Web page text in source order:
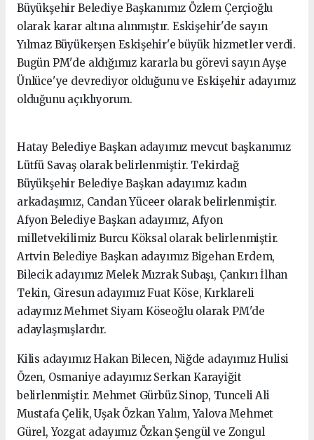
Büyükşehir Belediye Başkanımız Özlem Çerçioğlu
olarak karar altına alınmıştır. Eskişehir'de sayın
Yılmaz Büyükerşen Eskişehir'e büyük hizmetler verdi.
Bugün PM'de aldığımız kararla bu görevi sayın Ayşe
Ünlüce'ye devrediyor olduğunu ve Eskişehir adayımız
olduğunu açıklıyorum.
Hatay Belediye Başkan adayımız mevcut başkanımız
Lütfü Savaş olarak belirlenmiştir. Tekirdağ
Büyükşehir Belediye Başkan adayımız kadın
arkadaşımız, Candan Yüceer olarak belirlenmiştir.
Afyon Belediye Başkan adayımız, Afyon
milletvekilimiz Burcu Köksal olarak belirlenmiştir.
Artvin Belediye Başkan adayımız Bigehan Erdem,
Bilecik adayımız Melek Mızrak Subaşı, Çankırı İlhan
Tekin, Giresun adayımız Fuat Köse, Kırklareli
adaymız Mehmet Siyam Köseoğlu olarak PM'de
adaylaşmışlardır.
Kilis adayımız Hakan Bilecen, Niğde adayımız Hulisi
Özen, Osmaniye adayımız Serkan Karayiğit
belirlenmiştir. Mehmet Gürbüz Sinop, Tunceli Ali
Mustafa Çelik, Uşak Özkan Yalım, Yalova Mehmet
Gürel, Yozgat adayımız Özkan Şengül ve Zongul